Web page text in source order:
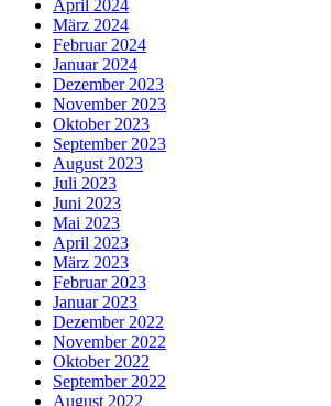
April 2024
März 2024
Februar 2024
Januar 2024
Dezember 2023
November 2023
Oktober 2023
September 2023
August 2023
Juli 2023
Juni 2023
Mai 2023
April 2023
März 2023
Februar 2023
Januar 2023
Dezember 2022
November 2022
Oktober 2022
September 2022
August 2022